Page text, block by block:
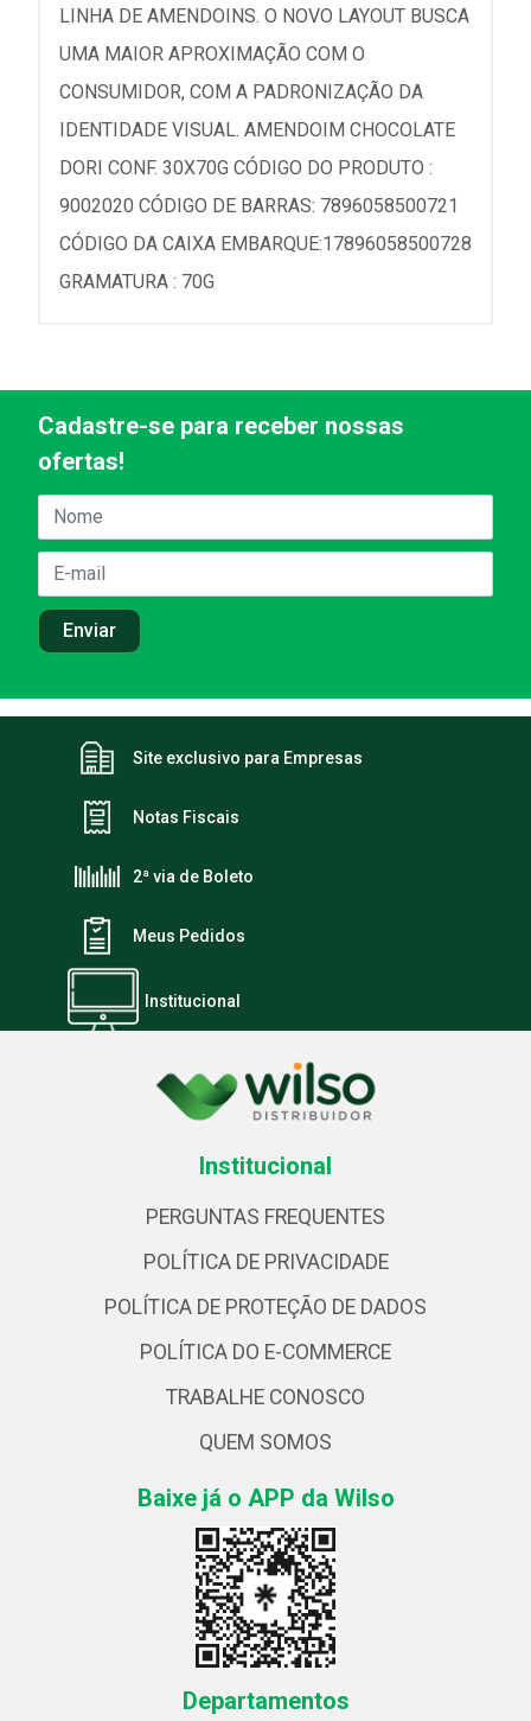
LINHA DE AMENDOINS. O NOVO LAYOUT BUSCA
UMA MAIOR APROXIMAÇÃO COM O
CONSUMIDOR, COM A PADRONIZAÇÃO DA
IDENTIDADE VISUAL. AMENDOIM CHOCOLATE
DORI CONF. 30X70G CÓDIGO DO PRODUTO :
9002020 CÓDIGO DE BARRAS: 7896058500721
CÓDIGO DA CAIXA EMBARQUE:17896058500728
GRAMATURA : 70G
Cadastre-se para receber nossas
ofertas!
Site exclusivo para Empresas
Notas Fiscais
2ª via de Boleto
Meus Pedidos
Institucional
Institucional
PERGUNTAS FREQUENTES
POLÍTICA DE PRIVACIDADE
POLÍTICA DE PROTEÇÃO DE DADOS
POLÍTICA DO E-COMMERCE
TRABALHE CONOSCO
QUEM SOMOS
Baixe já o APP da Wilso
Departamentos